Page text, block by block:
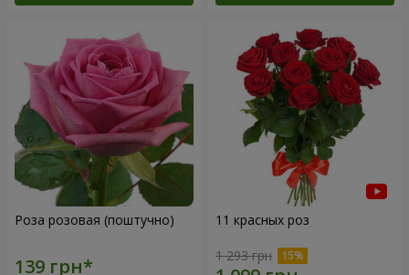
Роза розовая (поштучно) 11 красных роз
1 293 грн